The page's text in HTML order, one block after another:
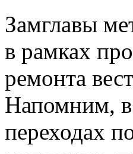
Замглавы
в рамках
ремонта
Напомним, в
переходах